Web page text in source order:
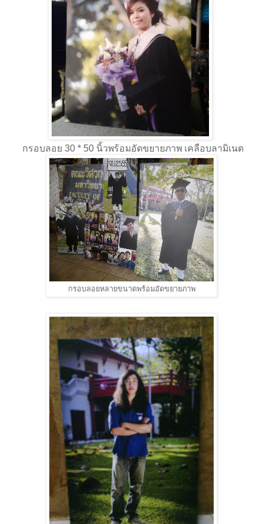
กรอบลอย 30 * 50 นิ้วพร้อมอัดขยายภาพ เคลือบลามิเนต
กรอบลอยหลายขนาดพร้อมอัดขยายภาพ